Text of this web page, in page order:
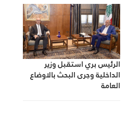
الرئيس بري استقبل وزير
الداخلية وجرى البحث بالاوضاع
العامة